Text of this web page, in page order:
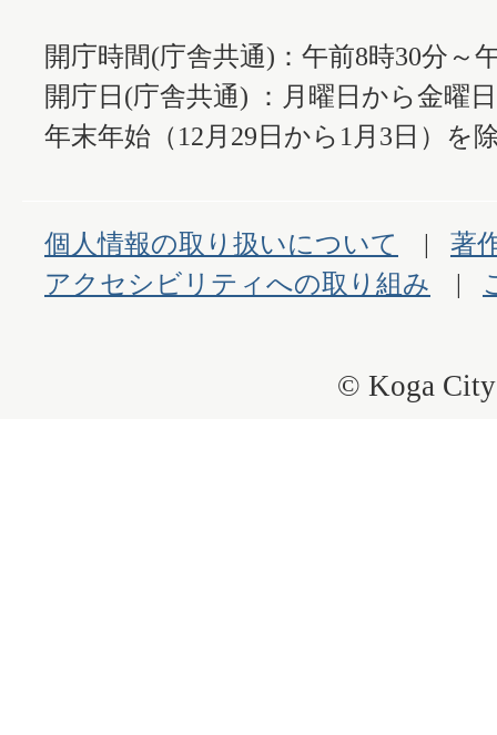
開庁時間(庁舎共通)：午前8時30分～
開庁日(庁舎共通) ：月曜日から金曜
年末年始（12月29日から1月3日）を
個人情報の取り扱いについて
著
アクセシビリティへの取り組み
© Koga City